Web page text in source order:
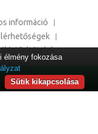
információ
feltételek
WhatsApp
élmény fokozása
Sütik kikapcsolása